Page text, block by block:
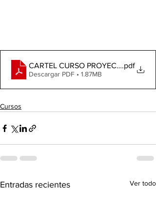
CARTEL CURSO PROYECTO.pdf
Descargar PDF • 1.87MB
Cursos
Entradas recientes Ver todo